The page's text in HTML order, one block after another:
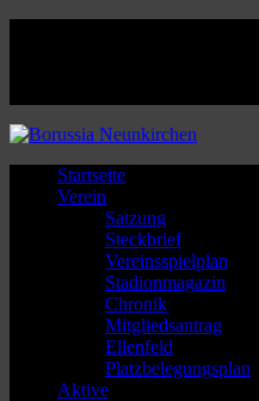
Startseite
Verein
Satzung
Steckbrief
Vereinsspielplan
Stadionmagazin
Chronik
Mitgliedsantrag
Ellenfeld
Platzbelegungsplan
Aktive